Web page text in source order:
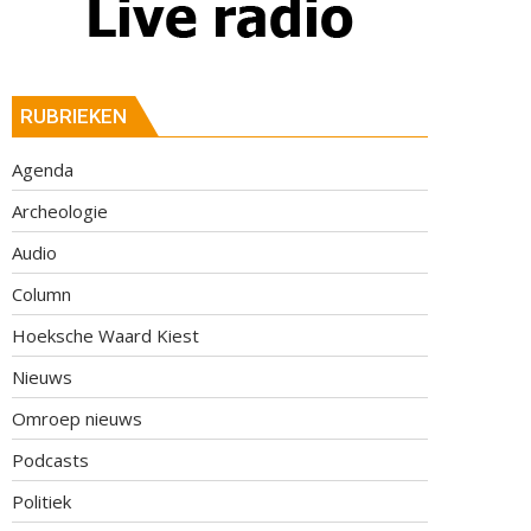
RUBRIEKEN
Agenda
Archeologie
Audio
Column
Hoeksche Waard Kiest
Nieuws
Omroep nieuws
Podcasts
Politiek